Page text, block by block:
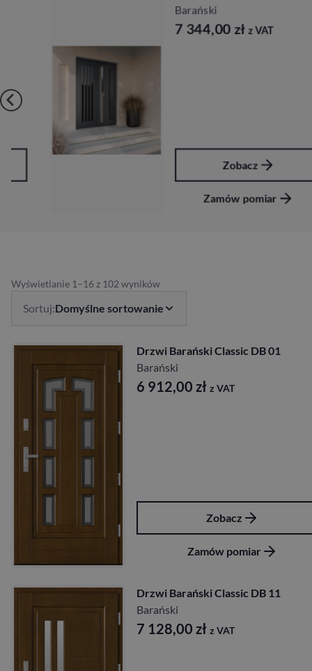
Barański
7 344,00zł z VAT
Zamów pomiar
Wyświetlanie 1–16 z 102 wyników
Sortuj:Domyślne sortowanie
Drzwi Barański Classic DB 01
Barański
6 912,00 zł z VAT
Zobacz
Zamów pomiar
Drzwi Barański Classic DB 11
Barański
7 128,00 zł z VAT